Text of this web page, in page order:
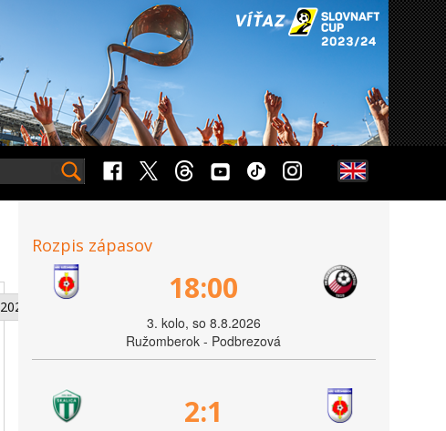
2026
Rozpis zápasov
18:00
3. kolo, so 8.8.2026
Ružomberok - Podbrezová
2:1